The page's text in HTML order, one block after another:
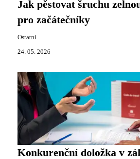
Jak pěstovat šruchu
pro začátečníky
Ostatní
24. 05. 2026
Konkurenční doložka v